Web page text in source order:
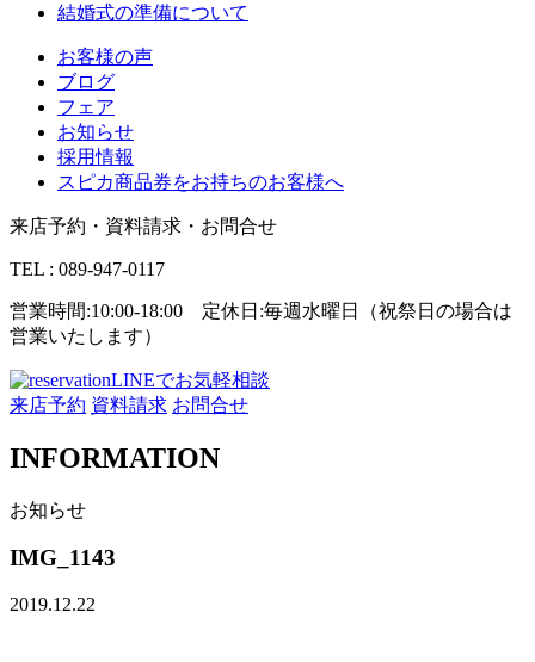
結婚式の準備について
お客様の声
ブログ
フェア
お知らせ
採用情報
スピカ商品券をお持ちのお客様へ
来店予約・資料請求・お問合せ
TEL : 089-947-0117
営業時間:10:00-18:00 定休日:毎週水曜日（祝祭日の場合は
営業いたします）
LINEでお気軽相談
来店予約 資料請求 お問合せ
INFORMATION
お知らせ
IMG_1143
2019.12.22